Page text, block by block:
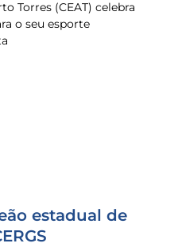
Torres (CEAT) celebra
o seu esporte
estadual de